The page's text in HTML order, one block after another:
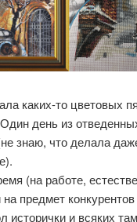
каких-то цветовых
день из
знаю, что делала
(на работе,
предмет
исторички и всяких